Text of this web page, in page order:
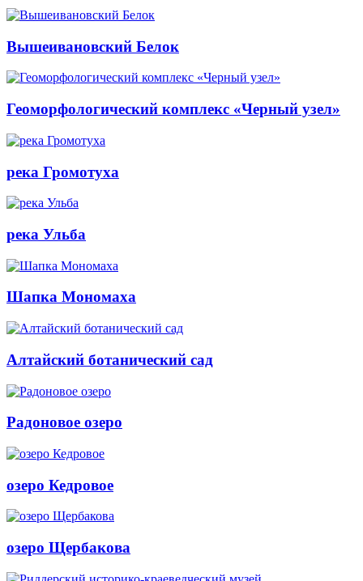
Вышеивановский Белок
Геоморфологический комплекс «Черный узел»
река Громотуха
река Ульба
Шапка Мономаха
Алтайский ботанический сад
Радоновое озеро
озеро Кедровое
озеро Щербакова